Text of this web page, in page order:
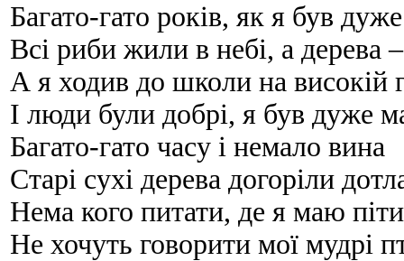
Багато-гато років, як я був
Всі риби жили в небі, а дерева
А я ходив до школи на високій
І люди були добрі, я був дуже
Багато-гато часу і немало вина
Старі сухі дерева догоріли
Нема кого питати, де я маю піти
Не хочуть говорити мої мудрі